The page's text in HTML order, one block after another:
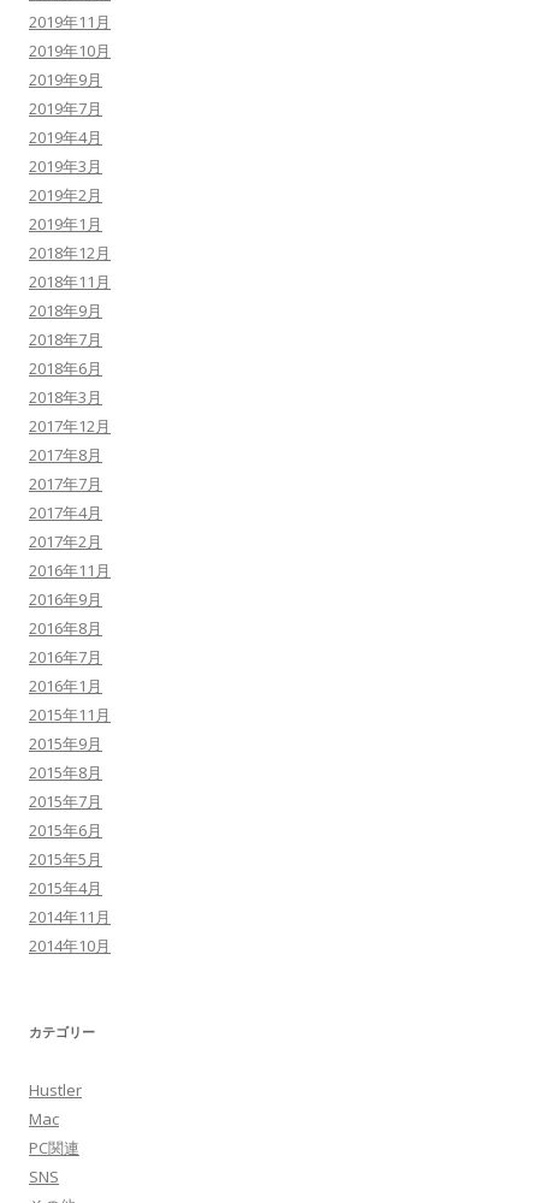
2019年11月
2019年10月
2019年9月
2019年7月
2019年4月
2019年3月
2019年2月
2019年1月
2018年12月
2018年11月
2018年9月
2018年7月
2018年6月
2018年3月
2017年12月
2017年8月
2017年7月
2017年4月
2017年2月
2016年11月
2016年9月
2016年8月
2016年7月
2016年1月
2015年11月
2015年9月
2015年8月
2015年7月
2015年6月
2015年5月
2015年4月
2014年11月
2014年10月
カテゴリー
Hustler
Mac
PC関連
SNS